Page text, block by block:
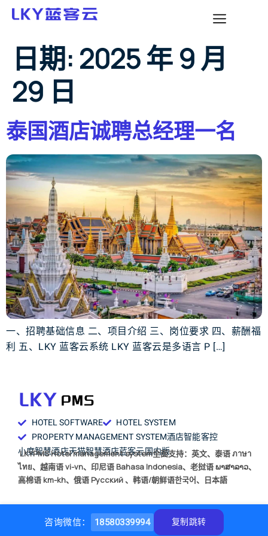
日期: 2025 年 9 月
29 日
泰国酒店诚聘总经理一名
一、招聘基础信息 二、项目介绍 三、岗位要求 四、薪酬福
利 五、LKY 蓝客云系统 LKY 蓝客云是多语言 P […]
HOTEL SOFTWARE
HOTEL SYSTEM
PROPERTY MANAGEMENT SYSTEM酒店智能客控
小度智慧酒店天猫智慧酒店蓝客云国内版
LKYPMS Hotel management system全面支持：英文、泰语 ภาษา
ไทย、越南语 vi-vn、印尼语 Bahasa Indonesia、老挝语 ພາສາລາວ、
高棉语 km-kh、俄语 Русский 、韩语/朝鲜语한국어、日本語
咨询微信： 18580339994 复制跳转